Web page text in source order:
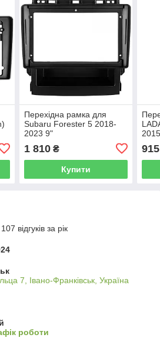
Перехідна рамка для
Subaru Forester 5 2018-
2023 9"
1 810₴
Купити
915
відгуків за рік
7, Івано-Франківськ, Україна
роботи